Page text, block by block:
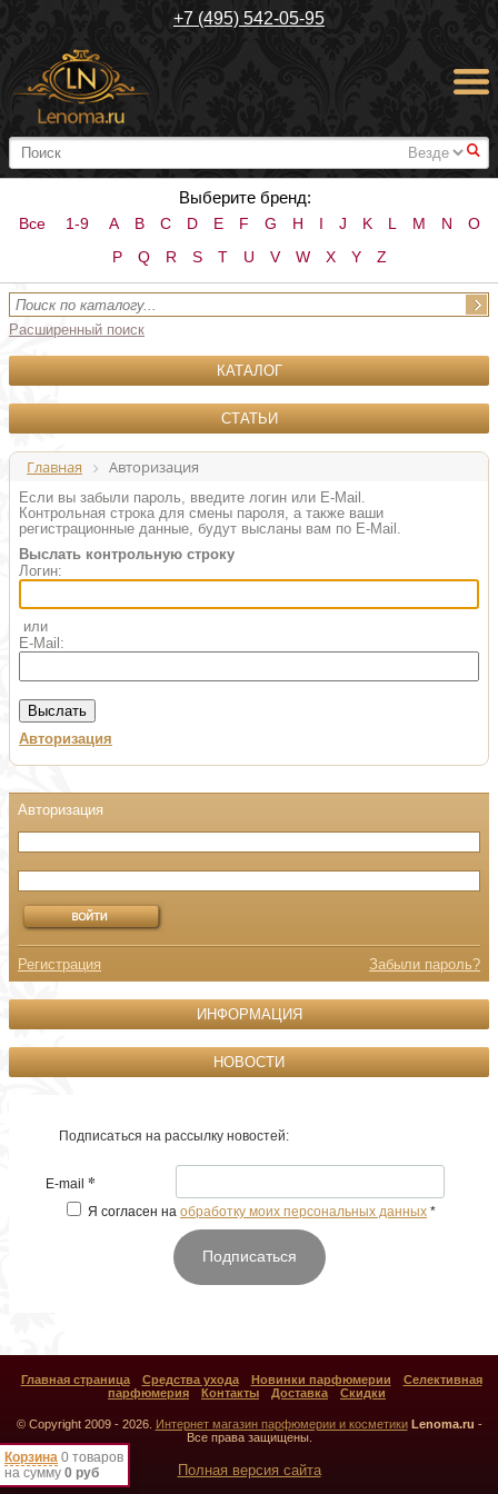
+7 (495) 542-05-95
#
Выберите бренд:
Все 1-9 A B C D E F G H I J K L M N
O
P
Q R S T U V W X Y Z
Расширенный поиск
КАТАЛОГ
СТАТЬИ
Главная Авторизация
Если вы забыли пароль, введите логин или E-Mail.
Контрольная строка для смены пароля, а также ваши
регистрационные данные, будут высланы вам по E-Mail.
Выслать контрольную строку
Логин:
или
E-Mail:
Авторизация
Корзина 0 товаров
на сумму 0 руб
Регистрация Забыли пароль?
ИНФОРМАЦИЯ
НОВОСТИ
Подписаться на рассылку новостей:
E-mail *
Я согласен на обработку моих персональных данных *
Подписаться
Главная страница Средства ухода Новинки парфюмерии
Селективная
парфюмерия
Контакты Доставка Скидки
© Copyright 2009 - 2026. Интернет магазин парфюмерии и косметики Lenoma.ru -
Все права защищены.
Полная версия сайта